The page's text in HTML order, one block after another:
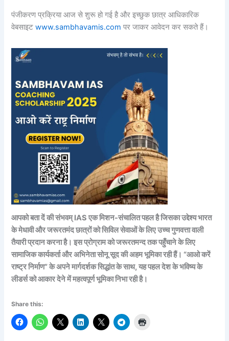
पंजीकरण प्रक्रिया आज से शुरू हो गई है और इच्छुक छात्र आधिकारिक
वेबसाइटwww.sambhavamis.com पर जाकर आवेदन कर सकते हैं।
आपको बता दें की संभवम् IAS एक मिशन-संचालित पहल है जिसका उद्देश्य भारत
के मेधावी और जरूरतमंद छात्रों को सिविल सेवाओं के लिए उच्च गुणवत्ता वाली
तैयारी प्रदान करना है। इस प्रोग्राम को जरूरतमन्द तक पहुँचाने के लिए
सामाजिक कार्यकर्ता और अभिनेता सोनू सूद की अहम भूमिका रही हैं। “आओ करें
राष्ट्र निर्माण” के अपने मार्गदर्शक सिद्धांत के साथ, यह पहल देश के भविष्य के
लीडर्स को आकार देने में महत्वपूर्ण भूमिका निभा रही है।
Share this: